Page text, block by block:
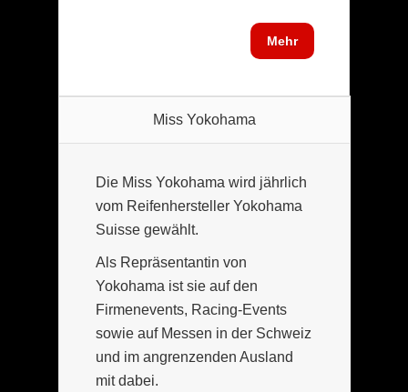
Mehr
Miss Yokohama
Die Miss Yokohama wird jährlich
vom Reifenhersteller Yokohama
Suisse gewählt.
Als Repräsentantin von
Yokohama ist sie auf den
Firmenevents, Racing-Events
sowie auf Messen in der Schweiz
und im angrenzenden Ausland
mit dabei.